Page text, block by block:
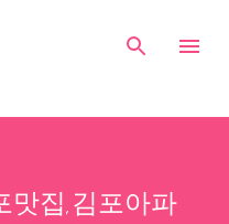
너뛰기
맛집,김포아파